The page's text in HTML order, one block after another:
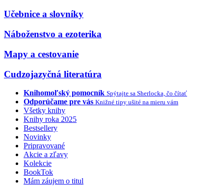
Učebnice a slovníky
Náboženstvo a ezoterika
Mapy a cestovanie
Cudzojazyčná literatúra
Knihomoľský pomocník Spýtajte sa Sherlocka, čo čítať
Odporúčame pre vás Knižné tipy ušité na mieru vám
Všetky knihy
Knihy roka 2025
Bestsellery
Novinky
Pripravované
Akcie a zľavy
Kolekcie
BookTok
Mám záujem o titul